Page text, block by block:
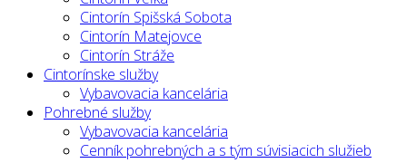
Cintorín Spišská Sobota
Cintorín Matejovce
Cintorín Stráže
Cintorínske služby
Vybavovacia kancelária
Pohrebné služby
Vybavovacia kancelária
Cenník pohrebných a s tým súvisiacich služieb